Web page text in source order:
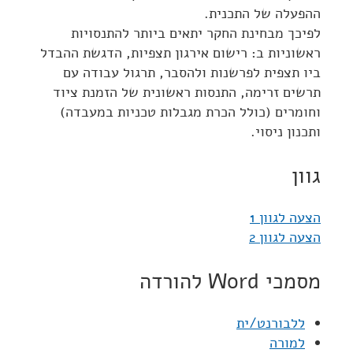
ההפעלה של התכנית.
לפיכך מבחינת החקר יתאים ביותר להתנסויות
ראשוניות ב: רישום אירגון תצפיות, הדגשת ההבדל
ביו תצפית לפרשנות ולהסבר, תרגול עבודה עם
תרשים זרימה, התנסות ראשונית של הזמנת ציוד
וחומרים (כולל הכרת מגבלות טכניות במעבדה)
ותכנון ניסוי.
גוון
הצעה לגוון 1
הצעה לגוון 2
מסמכי Word להורדה
ללבורנט/ית
למורה